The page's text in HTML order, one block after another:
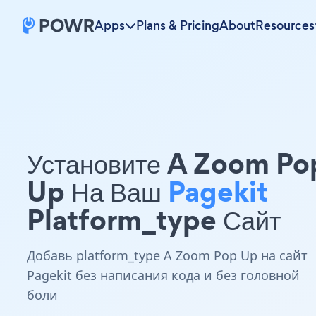
Apps Plans & PricingAboutResources
Установите A Zoom
Up На Ваш Pagekit
Platform_type Сайт
Добавь platform_type A Zoom Pop Up на сайт
Pagekit без написания кода и без головной
боли